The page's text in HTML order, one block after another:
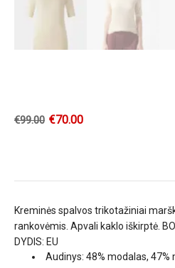
€99.00 €70.00
Kreminės spalvos trikotažiniai
rankovėmis. Apvali kaklo iškirptė.
DYDIS: EU
Audinys: 48% modalas, 47%